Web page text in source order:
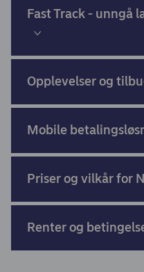
Fast Track - unngå
Opplevelser og
Mobile
Priser og vilkår for
Renter og